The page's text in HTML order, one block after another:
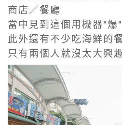
商店／餐廳
當中見到這個用機器"
此外還有不少吃海鮮的
只有兩個人就沒太大興